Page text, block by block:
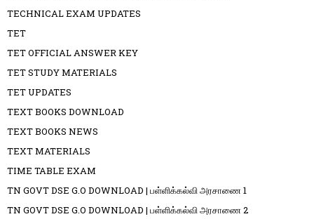
TECHNICAL EXAM UPDATES
TET
TET OFFICIAL ANSWER KEY
TET STUDY MATERIALS
TET UPDATES
TEXT BOOKS DOWNLOAD
TEXT BOOKS NEWS
TEXT MATERIALS
TIME TABLE EXAM
TN GOVT DSE G.O DOWNLOAD | பள்ளிக்கல்வி அரசாணை 1
TN GOVT DSE G.O DOWNLOAD | பள்ளிக்கல்வி அரசாணை 2